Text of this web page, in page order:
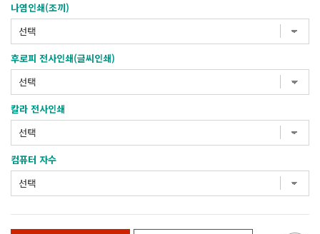
나염인쇄(조끼)
후로피 전사인쇄(글씨인쇄)
칼라 전사인쇄
컴퓨터 자수